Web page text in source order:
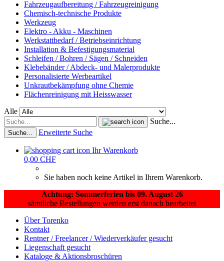
Fahrzeugaufbereitung / Fahrzeugreinigung
Chemisch-technische Produkte
Werkzeug
Elektro - Akku - Maschinen
Werkstattbedarf / Betriebseinrichtung
Installation & Befestigungsmaterial
Schleifen / Bohren / Sägen / Schneiden
Klebebänder / Abdeck- und Malerprodukte
Personalisierte Werbeartikel
Unkrautbekämpfung ohne Chemie
Flächenreinigung mit Heisswasser
Alle
Suche...
Suche... Erweiterte Suche
Ihr Warenkorb
0,00 CHF
Sie haben noch keine Artikel in Ihrem Warenkorb.
Achtung: Sommerferien bis 09. August 26
sämtliche Bestellungen werden erst danach bearbeitet
Über Torenko
Kontakt
Rentner / Freelancer / Wiederverkäufer gesucht
Liegenschaft gesucht
Kataloge & Aktionsbroschüren